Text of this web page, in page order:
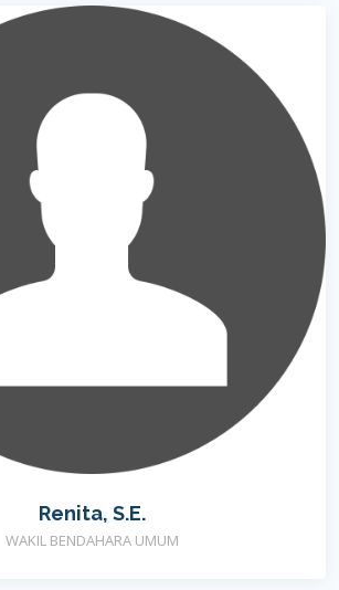
Renita, S.E.
WAKIL BENDAHARA UMUM